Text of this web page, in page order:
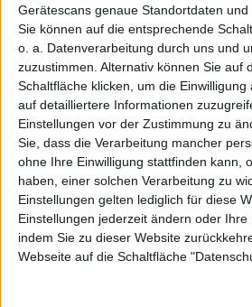
Gerätescans genaue Standortdaten und
Sie können auf die entsprechende
o. a. Datenverarbeitung durch uns und
zuzustimmen. Alternativ können Sie auf
Schaltfläche klicken, um die
auf detailliertere Informationen
Einstellungen vor der Zustimmung zu
Sie, dass die Verarbeitung mancher
ohne Ihre Einwilligung stattfinden kann,
haben, einer solchen Verarbeitung zu
Einstellungen gelten lediglich für diese
Einstellungen jederzeit ändern oder Ihre
indem Sie zu dieser Website
Webseite auf die Schaltfläche
Sturmwindwird ein Dreamcast-
im kommenden Jahr
redspotgames hat bislang nur
veröffentlicht, ist aber von dem
positiv überrascht. Man hat nun
Spiel herausgebracht. Ihr findet es
Update vom 30.06.2021: Dieser
YouTube-Video, das es heute so
Deshalb haben wir es entfernt.